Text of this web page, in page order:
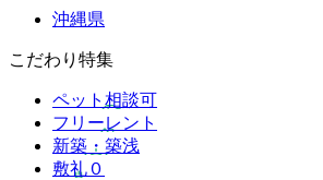
沖縄県
こだわり特集
ペット相談可
フリーレント
新築・築浅
敷礼０